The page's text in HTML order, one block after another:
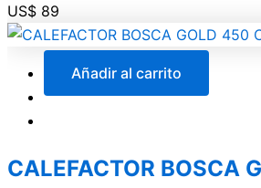
US$ 89
Añadir al carrito
CALEFACTOR BOSCA